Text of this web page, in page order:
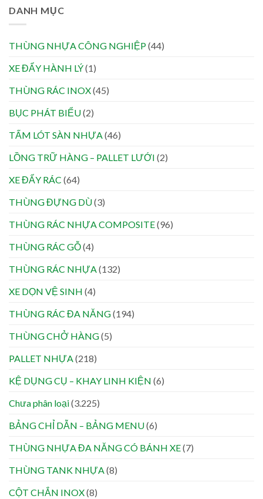
DANH MỤC
THÙNG NHỰA CÔNG NGHIỆP(44)
XE ĐẨY HÀNH LÝ(1)
THÙNG RÁC INOX(45)
BỤC PHÁT BIỂU(2)
TẤM LÓT SÀN NHỰA(46)
LỒNG TRỮ HÀNG – PALLET LƯỚI (2)
XE ĐẨY RÁC (64)
THÙNG ĐỰNG DÙ(3)
THÙNG RÁC NHỰA COMPOSITE(96)
THÙNG RÁC GỖ(4)
THÙNG RÁC NHỰA(132)
XE DỌN VỆ SINH (4)
THÙNG RÁC ĐA NĂNG(194)
THÙNG CHỞ HÀNG(5)
PALLET NHỰA(218)
KỆ DỤNG CỤ – KHAY LINH KIỆN (6)
Chưa phân loại(3.225)
BẢNG CHỈ DẪN – BẢNG MENU(6)
THÙNG NHỰA ĐA NĂNG CÓ BÁNH XE(7)
THÙNG TANK NHỰA(8)
CỘT CHẮN INOX(8)